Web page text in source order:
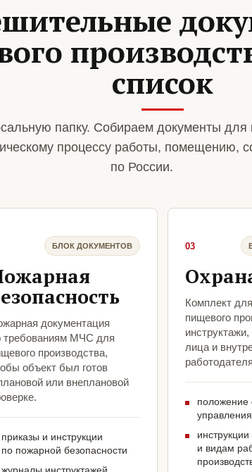
список
папку. Собираем документы для
процессу работы, помещению,
по России.
БЛОК ДОКУМЕНТОВ
документация
требованиям МЧС для
производства,
объект был готов
или внеплановой
приказы и инструкции
по пожарной безопасности
03
Комплект
пищевого
лица и
положение
и видам